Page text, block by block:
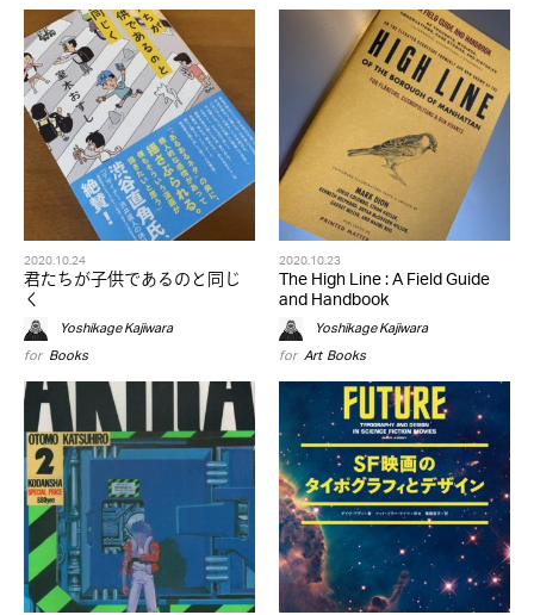
2020.10.24
君たちが子供であるのと同じ
く
Yoshikage Kajiwara
for Books
2020.10.23
The High Line : A Field Guide
and Handbook
Yoshikage Kajiwara
for Art,Books